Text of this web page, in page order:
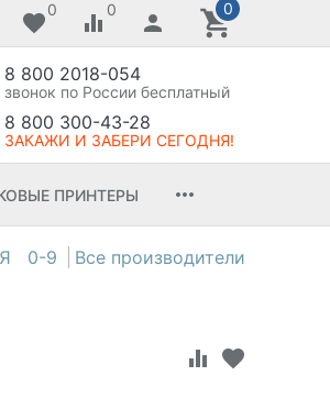
0 0 0
8 800 2018-054
звонок по России бесплатный
8 800 300-43-28
ЗАКАЖИ И ЗАБЕРИ СЕГОДНЯ!
ПРИНТЕРЫ
Я 0-9